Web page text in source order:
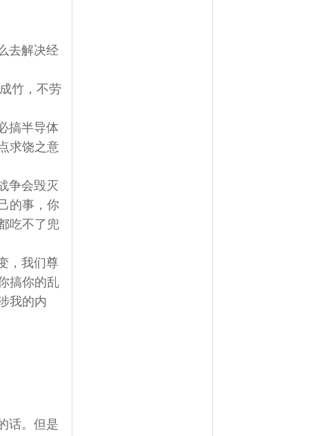
去解决经
竹，不劳
搞半导体
求饶之意
争会毁灭
的事，你
吃不了兜
，我们尊
搞你的乱
我的内
话。但是